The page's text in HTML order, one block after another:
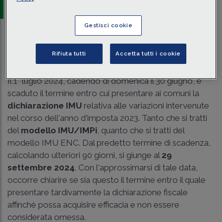
Tempo di lettura3 min.
Il 1° luglio 2024, cadendo di domenica il 30 giugno, è
scaduto il termine entro cui presentare ai comuni la
dichiarazione IMU relativa alle variazioni intervenute
nel corso dell'anno d'imposta 2023. Tanto che si tratti
del modello IMU/IMPi , quanto che si tratti del
modello IMU ENC. Dal predetto termine di scadenza,
calcolando ulteriori 90 giorni, si giunge al 29
settembre 2024. Con l'approssimarsi di tale data,
occorre chiarire se sia questo il termine entro il quale
presentare tardivamente la dichiarazione fiscale
affinchè possa acquisire efficacia e non essere
considerata omessa.
Gestisci cookie
Rifiuta tutti Accetta tutti i cookie